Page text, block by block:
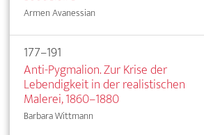
Armen Avanessian
177–191
Anti-Pygmalion. Zur Krise der
Lebendigkeit in der realistischen
Malerei, 1860–1880
Barbara Wittmann